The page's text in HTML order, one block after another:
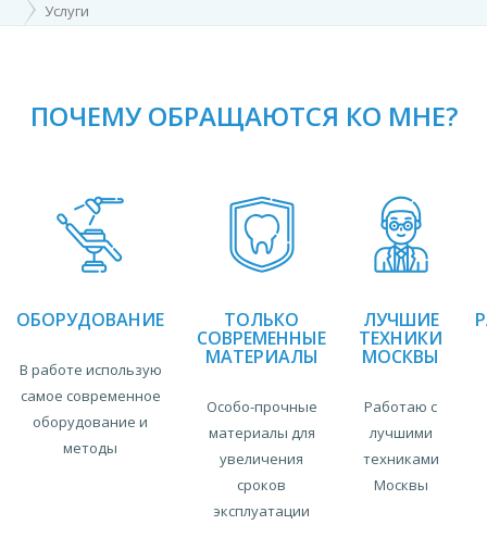
Услуги
ПОЧЕМУ ОБРАЩАЮТСЯ КО МНЕ?
ОБОРУДОВАНИЕ
В работе использую
самое современное
оборудование и
методы
ТОЛЬКО
СОВРЕМЕННЫЕ
МАТЕРИАЛЫ
Особо-прочные
материалы для
увеличения
сроков
эксплуатации
ЛУЧШИЕ
ТЕХНИКИ
МОСКВЫ
Работаю с
лучшими
техниками
Москвы